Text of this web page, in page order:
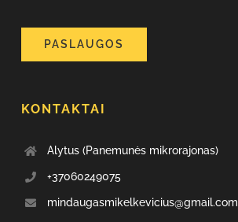
PASLAUGOS
KONTAKTAI
Alytus (Panemunės mikrorajonas)
+37060249075
mindaugasmikelkevicius@gmail.com